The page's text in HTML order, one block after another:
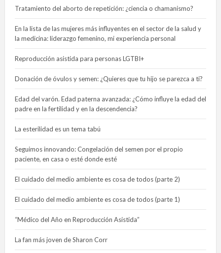
Tratamiento del aborto de repetición: ¿ciencia o chamanismo?
En la lista de las mujeres más influyentes en el sector de la salud y
la medicina: liderazgo femenino, mi experiencia personal
Reproducción asistida para personas LGTBI+
Donación de óvulos y semen: ¿Quieres que tu hijo se parezca a ti?
Edad del varón. Edad paterna avanzada: ¿Cómo influye la edad del
padre en la fertilidad y en la descendencia?
La esterilidad es un tema tabú
Seguimos innovando: Congelación del semen por el propio
paciente, en casa o esté donde esté
El cuidado del medio ambiente es cosa de todos (parte 2)
El cuidado del medio ambiente es cosa de todos (parte 1)
“Médico del Año en Reproducción Asistida”
La fan más joven de Sharon Corr